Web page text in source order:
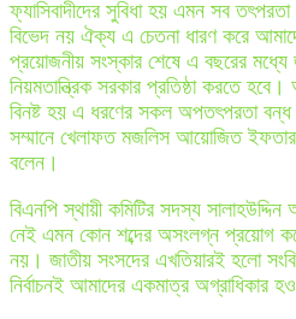
ফ্যাসিবাদীদের সুবিধা হয় এমন সব
বিভেদ নয় ঐক্য এ চেতনা ধারণ করে
প্রয়োজনীয় সংস্কার শেষে এ বছরের মধ্যে
নিয়মতান্ত্রিক সরকার প্রতিষ্ঠা করতে
বিনষ্ট হয় এ ধরণের সকল অপতৎপরতা বন্ধ
সম্মানে খেলাফত মজলিস আয়োজিত
বলেন।
বিএনপি স্থায়ী কমিটির সদস্য
নেই এমন কোন শব্দের অসংলগ্ন প্রয়োগ
নয়। জাতীয় সংসদের এখতিয়ারই হলো
নির্বাচনই আমাদের একমাত্র অগ্রাধিকার